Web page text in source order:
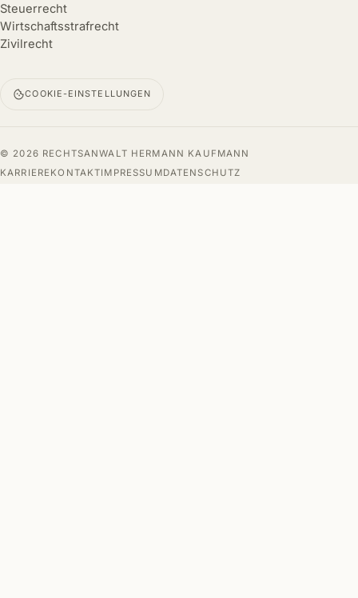
Steuerrecht
Wirtschaftsstrafrecht
Zivilrecht
COOKIE-EINSTELLUNGEN
© 2026 RECHTSANWALT HERMANN KAUFMANN
KARRIERE KONTAKTIMPRESSUMDATENSCHUTZ